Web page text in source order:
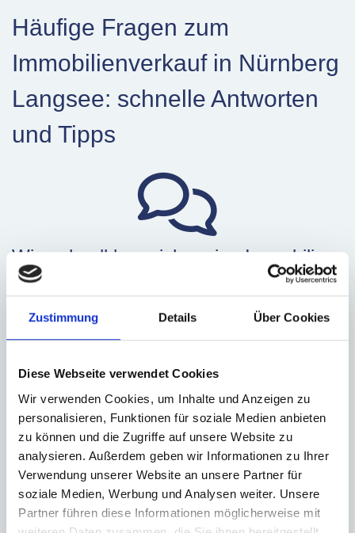
Zustimmung Details Über Cookies
Diese Webseite verwendet Cookies
Wir verwenden Cookies, um Inhalte und Anzeigen zu
personalisieren, Funktionen für soziale Medien anbieten
zu können und die Zugriffe auf unsere Website zu
analysieren. Außerdem geben wir Informationen zu Ihrer
Verwendung unserer Website an unsere Partner für
soziale Medien, Werbung und Analysen weiter. Unsere
Partner führen diese Informationen möglicherweise mit
Häufige Fragen zum
Immobilienverkauf in Nürnberg
Langsee: schnelle Antworten
und Tipps
Wie schnell kann ich meine Immobilie
in Nürnberg Langsee verkaufen?
Dank unserer profunden Erfahrung und exzellenten
Marktkenntnisse können wir Ihnen helfen, Ihre Immobilie
Was zeichnet die Immobilienmarkt in
Langsee aus?